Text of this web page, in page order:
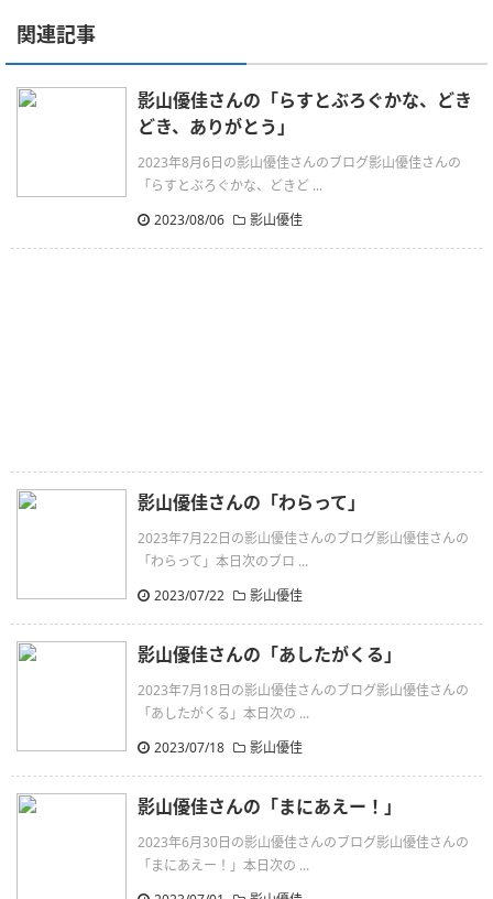
関連記事
影山優佳さんの「らすとぶろぐかな、どき
どき、ありがとう」
2023年8月6日の影山優佳さんのブログ影山優佳さんの
「らすとぶろぐかな、どきど ...
2023/08/06
影山優佳
影山優佳さんの「わらって」
2023年7月22日の影山優佳さんのブログ影山優佳さんの
「わらって」本日次のブロ ...
2023/07/22
影山優佳
影山優佳さんの「あしたがくる」
2023年7月18日の影山優佳さんのブログ影山優佳さんの
「あしたがくる」本日次の ...
2023/07/18
影山優佳
影山優佳さんの「まにあえー！」
2023年6月30日の影山優佳さんのブログ影山優佳さんの
「まにあえー！」本日次の ...